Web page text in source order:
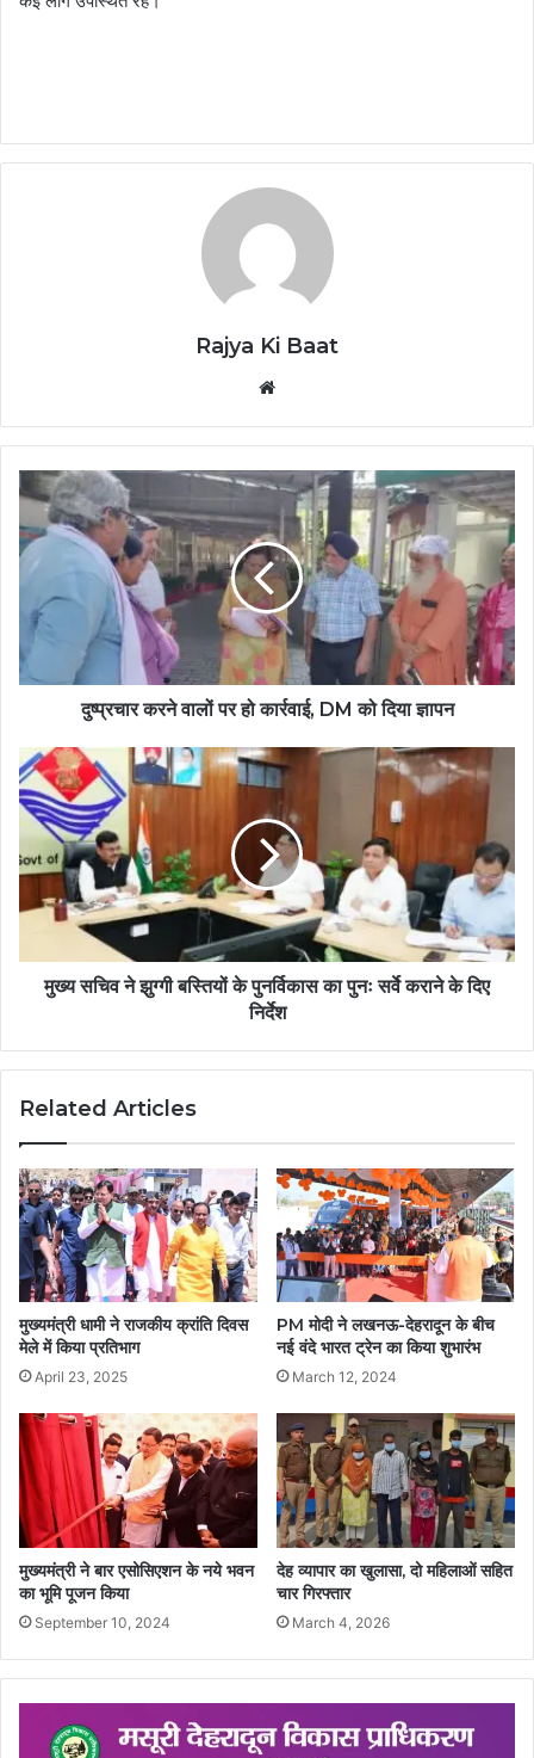
Rajya Ki Baat
दुष्प्रचार करने वालों पर हो कार्रवाई, DM को दिया ज्ञापन
मुख्य सचिव ने झुग्गी बस्तियों के पुनर्विकास का पुनः सर्वे कराने के दिए
निर्देश
Related Articles
मुख्यमंत्री धामी ने राजकीय क्रांति दिवस
मेले में किया प्रतिभाग
April 23, 2025
PM मोदी ने लखनऊ-देहरादून के बीच
नई वंदे भारत ट्रेन का किया शुभारंभ
March 12, 2024
मुख्यमंत्री ने बार एसोसिएशन के नये भवन
का भूमि पूजन किया
September 10, 2024
देह व्यापार का खुलासा, दो महिलाओं सहित
चार गिरफ्तार
March 4, 2026